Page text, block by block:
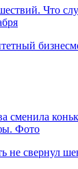
Что
сменила
Фото
не свернул